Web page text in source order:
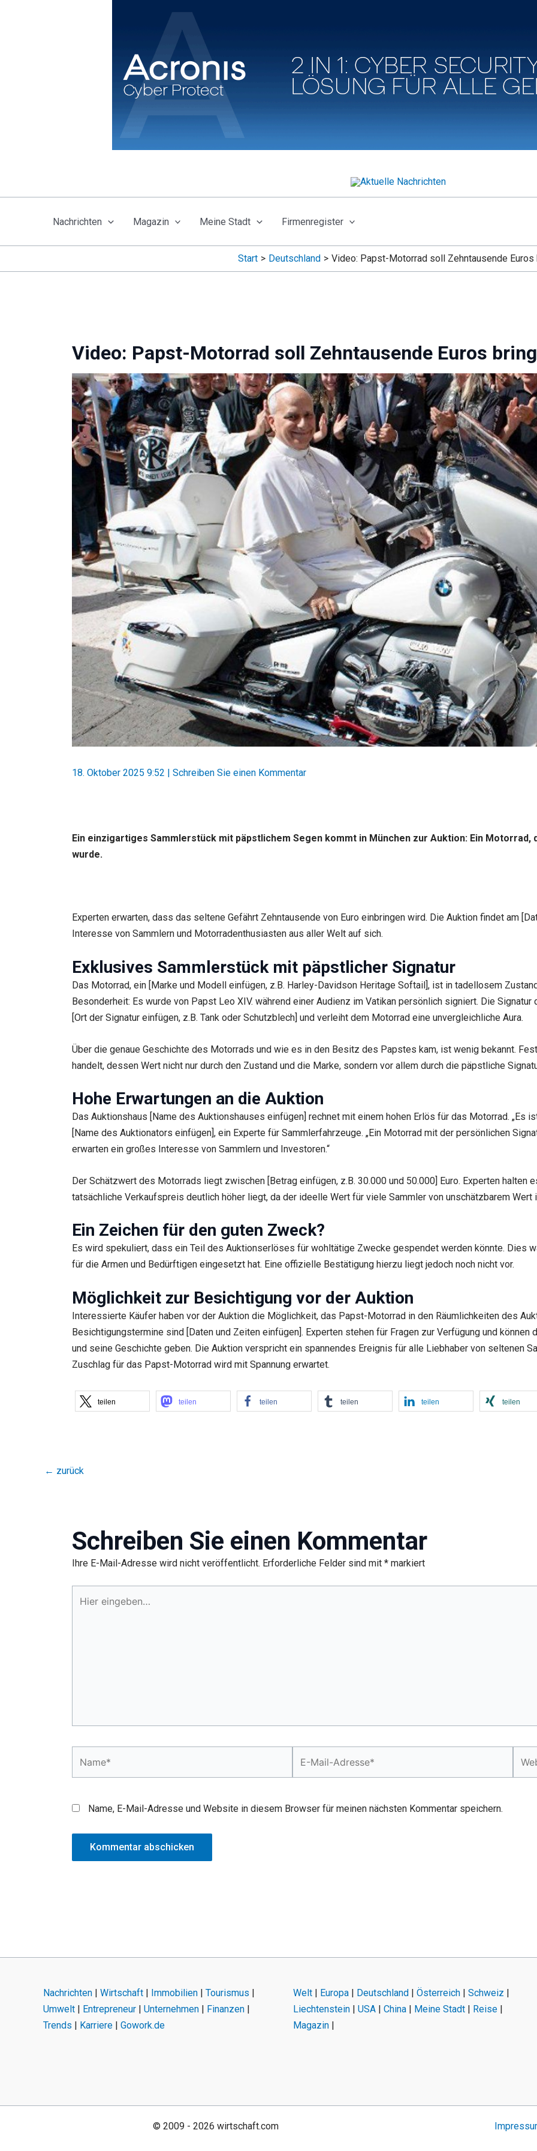
Nachrichten Magazin Meine Stadt Firmenregister
Start Deutschland Video: Papst-Motorrad soll Zehntausende Euros
Video: Papst-Motorrad soll Zehntausende Euros
18. Oktober 2025 9:52 | Schreiben Sie einen Kommentar
Ein einzigartiges Sammlerstück mit päpstlichem Segen kommt in München zur Auktion: Ein Motorrad,
wurde.
Experten erwarten, dass das seltene Gefährt Zehntausende von Euro einbringen wird. Die Auktion findet am
Interesse von Sammlern und Motorradenthusiasten aus aller Welt auf sich.
Exklusives Sammlerstück mit päpstlicher Signatur
Das Motorrad, ein [Marke und Modell einfügen, z.B. Harley-Davidson Heritage Softail], ist in tadellosem
Besonderheit: Es wurde von Papst Leo XIV. während einer Audienz im Vatikan persönlich signiert. Die
[Ort der Signatur einfügen, z.B. Tank oder Schutzblech] und verleiht dem Motorrad eine unvergleichliche Aura.
Über die genaue Geschichte des Motorrads und wie es in den Besitz des Papstes kam, ist wenig bekannt.
handelt, dessen Wert nicht nur durch den Zustand und die Marke, sondern vor allem durch die päpstliche
Hohe Erwartungen an die Auktion
Das Auktionshaus [Name des Auktionshauses einfügen] rechnet mit einem hohen Erlös für das Motorrad. „Es
[Name des Auktionators einfügen], ein Experte für Sammlerfahrzeuge. „Ein Motorrad mit der persönlichen
erwarten ein großes Interesse von Sammlern und Investoren.“
Der Schätzwert des Motorrads liegt zwischen [Betrag einfügen, z.B. 30.000 und 50.000] Euro. Experten halten
tatsächliche Verkaufspreis deutlich höher liegt, da der ideelle Wert für viele Sammler von unschätzbarem Wert
Ein Zeichen für den guten Zweck?
Es wird spekuliert, dass ein Teil des Auktionserlöses für wohltätige Zwecke gespendet werden könnte. Dies
für die Armen und Bedürftigen eingesetzt hat. Eine offizielle Bestätigung hierzu liegt jedoch noch nicht vor.
Möglichkeit zur Besichtigung vor der Auktion
Interessierte Käufer haben vor der Auktion die Möglichkeit, das Papst-Motorrad in den Räumlichkeiten des
Besichtigungstermine sind [Daten und Zeiten einfügen]. Experten stehen für Fragen zur Verfügung und
und seine Geschichte geben. Die Auktion verspricht ein spannendes Ereignis für alle Liebhaber von seltenen
Zuschlag für das Papst-Motorrad wird mit Spannung erwartet.
teilen teilen teilen teilen teilen teilen
← zurück
Schreiben Sie einen Kommentar
Ihre E-Mail-Adresse wird nicht veröffentlicht. Erforderliche Felder sind mit * markiert
eingeben…
Name, E-Mail-Adresse und Website in diesem Browser für meinen nächsten Kommentar speichern.
Nachrichten Wirtschaft Immobilien Tourismus
Umwelt
Entrepreneur Unternehmen Finanzen
Trends
Karriere Gowork.de
Welt| Europa| Deutschland Österreich| Schweiz
Liechtenstein| USA| China| Meine Stadt| Reise|
Magazin|
© 2009 - 2026 wirtschaft.com